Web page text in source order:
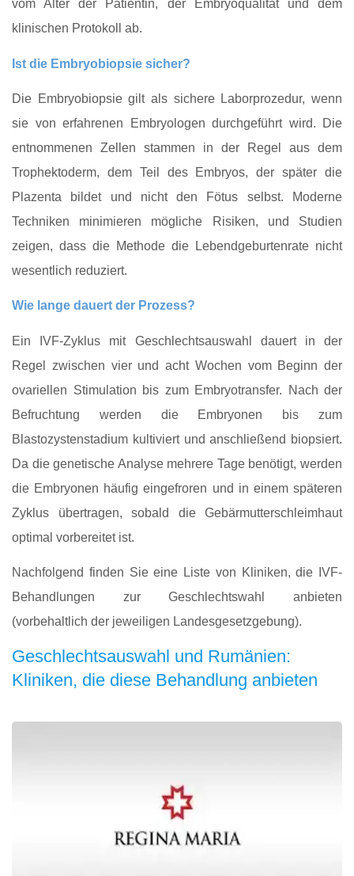
vom Alter der Patientin, der Embryoqualität und dem
klinischen Protokoll ab.
Ist die Embryobiopsie sicher?
Die Embryobiopsie gilt als sichere Laborprozedur, wenn
sie von erfahrenen Embryologen durchgeführt wird. Die
entnommenen Zellen stammen in der Regel aus dem
Trophektoderm, dem Teil des Embryos, der später die
Plazenta bildet und nicht den Fötus selbst. Moderne
Techniken minimieren mögliche Risiken, und Studien
zeigen, dass die Methode die Lebendgeburtenrate nicht
wesentlich reduziert.
Wie lange dauert der Prozess?
Ein IVF‑Zyklus mit Geschlechtsauswahl dauert in der
Regel zwischen vier und acht Wochen vom Beginn der
ovariellen Stimulation bis zum Embryotransfer. Nach der
Befruchtung werden die Embryonen bis zum
Blastozystenstadium kultiviert und anschließend biopsiert.
Da die genetische Analyse mehrere Tage benötigt, werden
die Embryonen häufig eingefroren und in einem späteren
Zyklus übertragen, sobald die Gebärmutterschleimhaut
optimal vorbereitet ist.
Nachfolgend finden Sie eine Liste von Kliniken, die IVF-
Behandlungen zur Geschlechtswahl anbieten
(vorbehaltlich der jeweiligen Landesgesetzgebung).
Geschlechtsauswahl und Rumänien:
Kliniken, die diese Behandlung anbieten